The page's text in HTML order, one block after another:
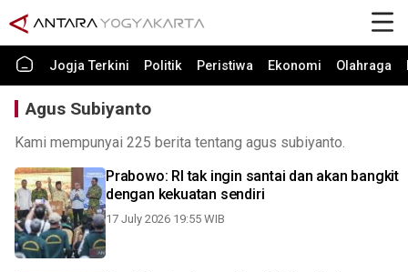
Jogja Terkini Politik Peristiwa Ekonomi Olahraga
Agus Subiyanto
Kami mempunyai 225 berita tentang agus subiyanto.
Prabowo: RI tak ingin santai dan akan bangkit
dengan kekuatan sendiri
17 July 2026 19:55 WIB